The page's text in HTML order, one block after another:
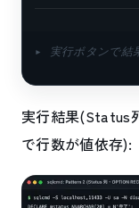
▸ 実行ボタンで結
実行結果(Status
で行数が値依存):